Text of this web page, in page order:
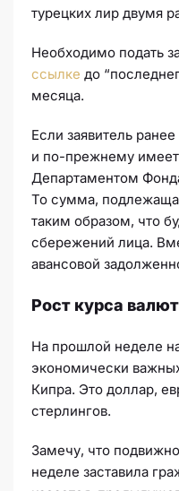
турецких лир двумя
Необходимо подать
ссылке до
месяца.
Если заявитель
и по-прежнему
Департаментом
То сумма,
таким образом, что
сбережений лица.
авансовой
Рост курса валют
На прошлой неделе
экономически
Кипра. Это доллар,
стерлингов.
Замечу, что
неделе заставила